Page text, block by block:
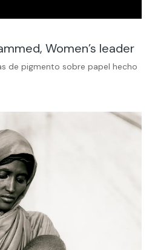
Women’s leader
de pigmento sobre papel hecho